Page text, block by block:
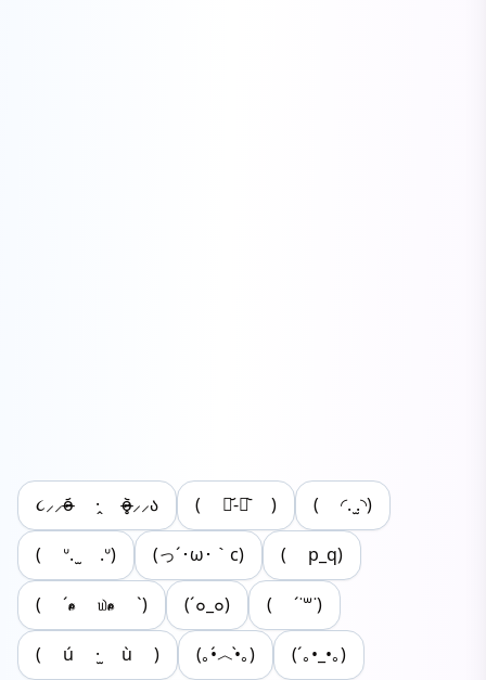
૮⸝⸝o̴̶̷᷄ ·̭ o̴̶̷̥᷅⸝⸝ა ( ･᷄-･᷅ ) ( ◜. ̫.◝)
( ᐡ. ̫ .ᐡ) (っ´･ω･｀c) ( p_q)
( ˊℴ⃚⃙⃘ ௰ℴ⃙⃚⃘ ˋ) (´๐_๐) ( ´˙꒳​˙)
( ú ·̫ ù ) (｡•́︿•̀｡) (´｡•_•｡)